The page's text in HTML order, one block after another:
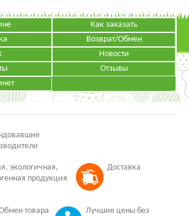
83Телефон в Москве
НАПИСАТЬ ПИСЬМО
Как заказать
Возврат/Обмен
Новости
Отзывы
экологичная,
продукция
Доставка
товара
Лучшие цены без